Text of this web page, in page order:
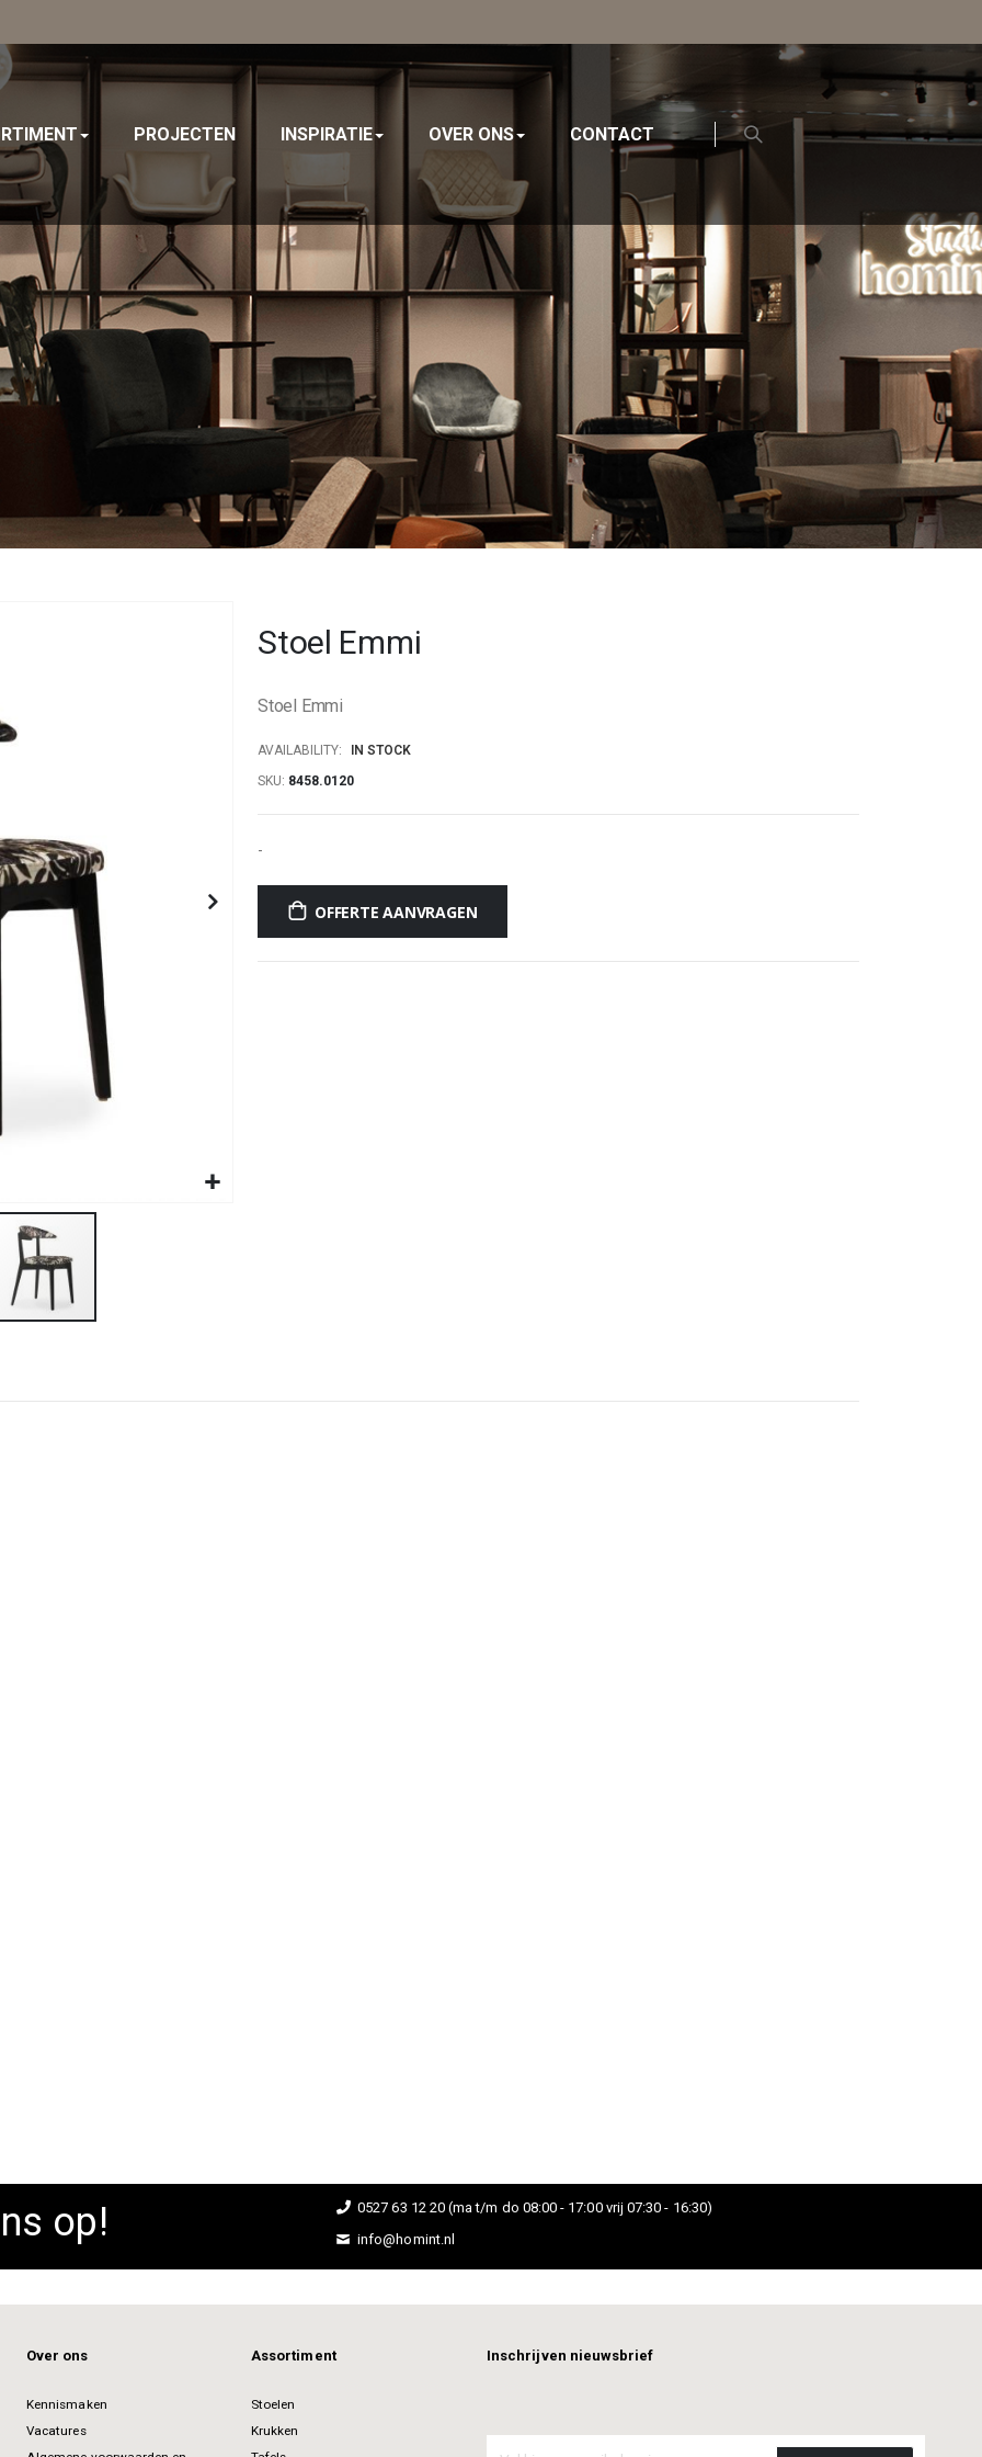
PROJECTEN INSPIRATIE OVER ONS CONTACT
Stoel Emmi
Stoel Emmi
AVAILABILITY:
IN STOCK
SKU 8458.0120
-
OFFERTE AANVRAGEN
op!
0527 63 12 20 (ma t/m do 08:00 - 17:00 vrij 07:30 - 16:30)
info@homint.nl
Over ons
Kennismaken
Vacatures
Assortiment
Stoelen
Krukken
Inschrijven nieuwsbrief